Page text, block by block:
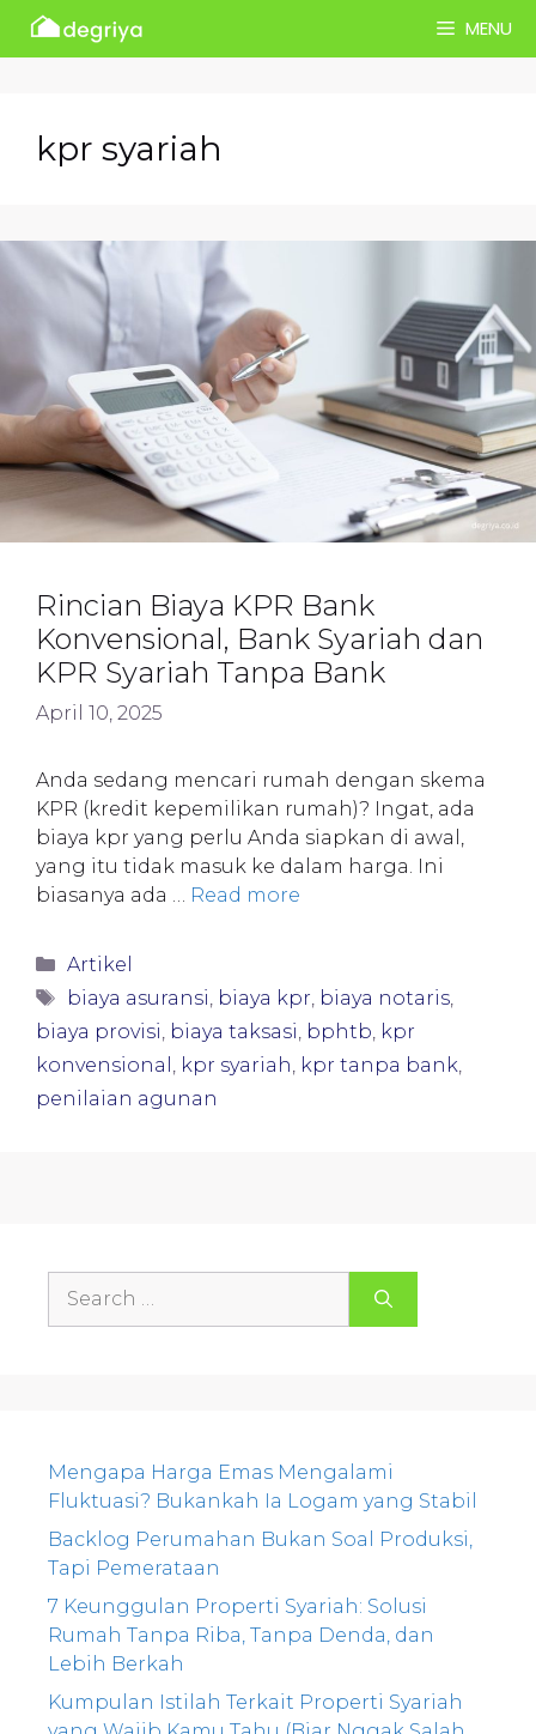
Skip
MENU
kpr syariah
Rincian Biaya KPR Bank
Konvensional, Bank Syariah dan
KPR Syariah Tanpa Bank
April 10, 2025
Anda sedang mencari rumah dengan skema
KPR (kredit kepemilikan rumah)? Ingat, ada
biaya kpr yang perlu Anda siapkan di awal,
yang itu tidak masuk ke dalam harga. Ini
biasanya ada … Read more
Categories
Artikel
Tags
biaya asuransi, biaya kpr, biaya notaris,
biaya provisi, biaya taksasi, bphtb, kpr
konvensional , kpr syariah, kpr tanpa bank,
penilaian agunan
for:
Mengapa Harga Emas Mengalami
Fluktuasi? Bukankah Ia Logam yang Stabil
Backlog Perumahan Bukan Soal Produksi,
Tapi Pemerataan
7 Keunggulan Properti Syariah: Solusi
Rumah Tanpa Riba, Tanpa Denda, dan
Lebih Berkah
Kumpulan Istilah Terkait Properti Syariah